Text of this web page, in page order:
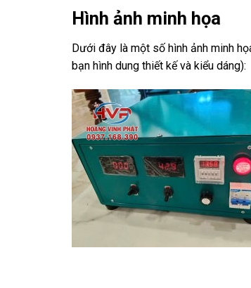
Hình ảnh minh họa
Dưới đây là một số hình ảnh minh
bạn hình dung thiết kế và kiểu dáng):